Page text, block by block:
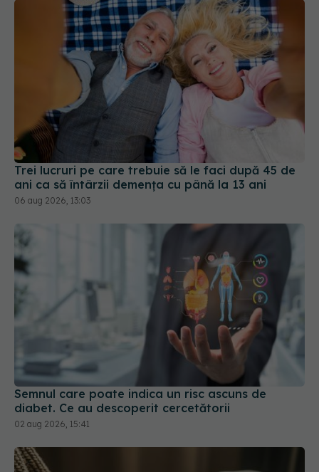
Trei lucruri pe care trebuie să le faci după 45 de
ani ca să întârzii demența cu până la 13 ani
06 aug 2026, 13:03
Semnul care poate indica un risc ascuns de
diabet. Ce au descoperit cercetătorii
02 aug 2026, 15:41